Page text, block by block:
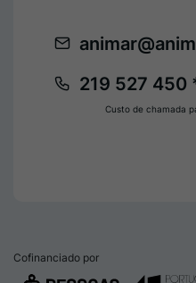
219 527 450
Custo de chamada
Cofinanciado por